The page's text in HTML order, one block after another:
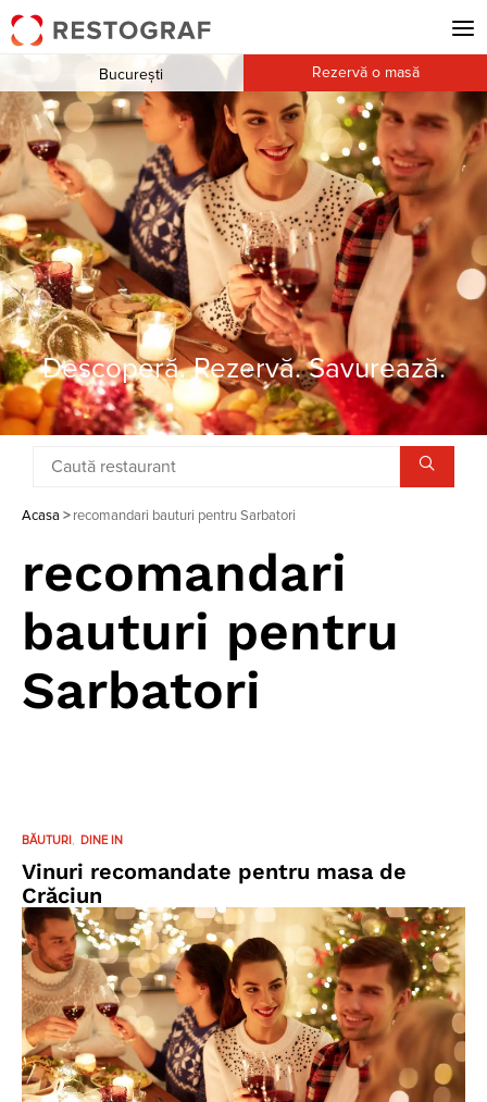
Descoperă. Rezervă. Savurează.
București Rezervă o masă
Acasa > recomandari bauturi pentru Sarbatori
recomandari
bauturi pentru
Sarbatori
BĂUTURI DINE IN
Vinuri recomandate pentru masa de
Crăciun